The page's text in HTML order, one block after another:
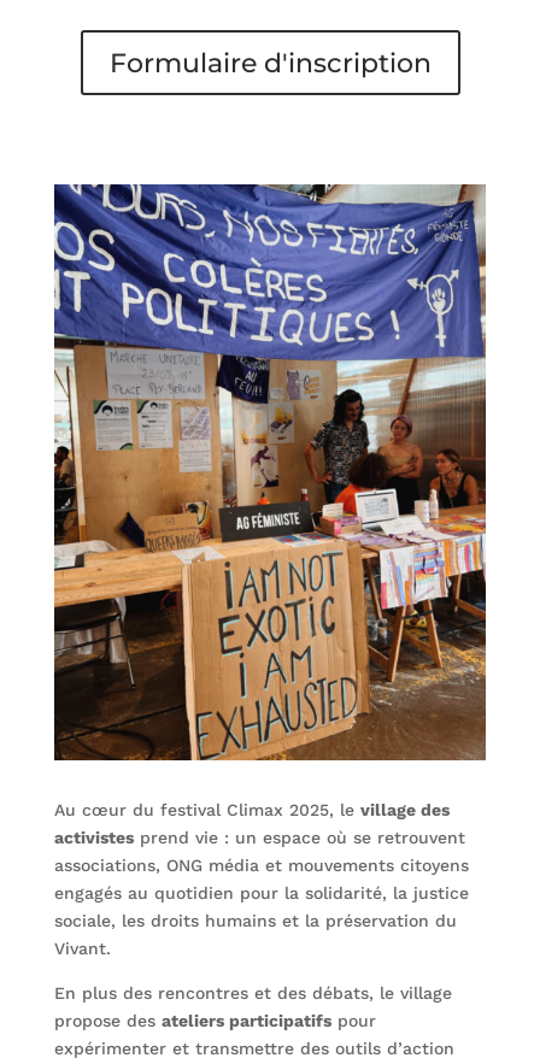
Formulaire d'inscription
Au cœur du festival Climax 2025, le village des
activistesprend vie : un espace où se retrouvent
associations, ONG média et mouvements citoyens
engagés au quotidien pour la solidarité, la justice
sociale, les droits humains et la préservation du
Vivant.
En plus des rencontres et des débats, le village
propose des ateliers participatifspour
expérimenter et transmettre des outils d’action